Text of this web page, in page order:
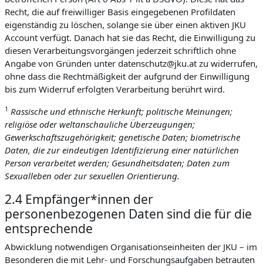
Recht, die auf freiwilliger Basis eingegebenen Profildaten
eigenständig zu löschen, solange sie über einen aktiven JKU
Account verfügt. Danach hat sie das Recht, die Einwilligung zu
diesen Verarbeitungsvorgängen jederzeit schriftlich ohne
Angabe von Gründen unter datenschutz@jku.at zu widerrufen,
ohne dass die Rechtmäßigkeit der aufgrund der Einwilligung
bis zum Widerruf erfolgten Verarbeitung berührt wird.
1 Rassische und ethnische Herkunft; politische Meinungen;
religiöse oder weltanschauliche Überzeugungen;
Gewerkschaftszugehörigkeit; genetische Daten; biometrische
Daten, die zur eindeutigen Identifizierung einer natürlichen
Person verarbeitet werden; Gesundheitsdaten; Daten zum
Sexualleben oder zur sexuellen Orientierung.
2.4 Empfänger*innen der
personenbezogenen Daten sind die für die
entsprechende
Abwicklung notwendigen Organisationseinheiten der JKU – im
Besonderen die mit Lehr- und Forschungsaufgaben betrauten